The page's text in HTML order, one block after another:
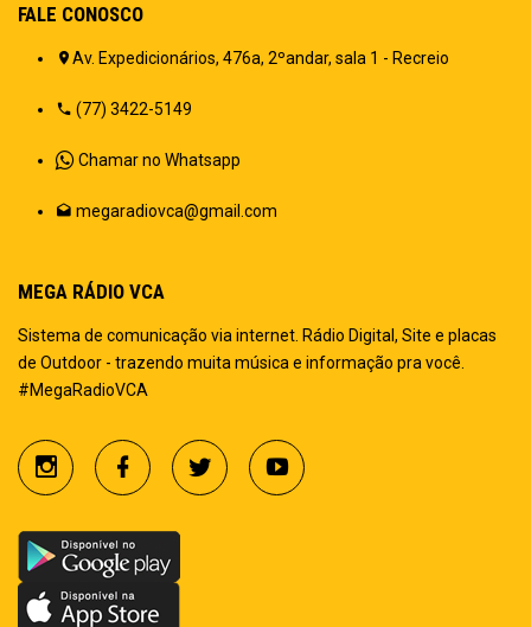
FALE CONOSCO
Av. Expedicionários, 476a, 2ºandar, sala 1 - Recreio
(77) 3422-5149
Chamar no Whatsapp
megaradiovca@gmail.com
MEGA RÁDIO VCA
Sistema de comunicação via internet. Rádio Digital, Site e placas
de Outdoor - trazendo muita música e informação pra você.
#MegaRadioVCA